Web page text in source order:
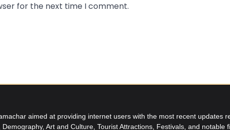
for the next time I comment.
aimed at providing internet users with the most recent
Art and Culture, Tourist Attractions, Festivals, and notable